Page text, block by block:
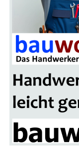
gestal­ten. Das
bei der sich die
stär­ken können.
Ein wei­te­res
spiel, bei dem ein
winn winkt. Alle
kar­te einen
dem
sung des
Sai­son im
Fokus auf